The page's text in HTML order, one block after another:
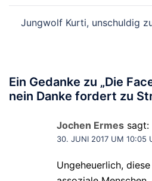
Jungwolf Kurti, unschuldig
Ein Gedanke zu „Die
nein Danke fordert zu
Jochen Ermes sagt:
30. JUNI 2017 UM 10:05
Ungeheuerlich,